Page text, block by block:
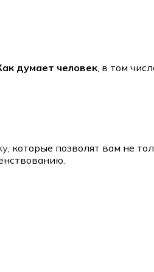
думает человек , в том
, которые позволят вам не